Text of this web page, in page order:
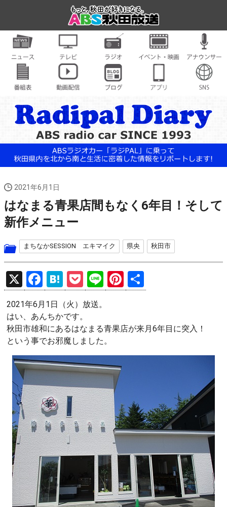
2021年6月1日
はなまる青果店間もなく6年目！そして
新作メニュー
まちなかSESSION エキマイク 県央 秋田市
X
F
a
ce
b
o
o
k
H
at
e
n
a
P
o
ck
et
Li
n
Pi
nt
es
有
2021年6月1日（火）放送。
はい、あんちかです。
秋田市雄和にあるはなまる青果店が来月6年目に突入！
という事でお邪魔しました。